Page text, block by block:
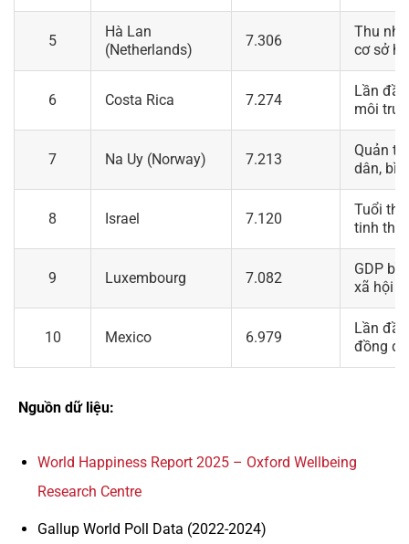
5
Hà Lan
(Netherlands)
7.306
Thu
cơ sở
6 Costa Rica 7.274
Lần
môi
7 Na Uy (Norway) 7.213
Quản
dân,
8 Israel 7.120
Tuổi
tinh
9 Luxembourg 7.082
GDP
xã hội
10 Mexico 6.979
Lần
đồng
Nguồn dữ liệu:
World Happiness Report 2025 – Oxford Wellbeing
Research Centre
Gallup World Poll Data (2022-2024)